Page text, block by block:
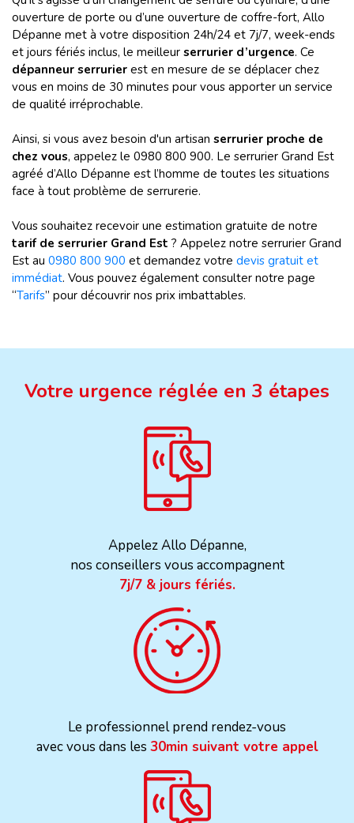
ouverture de porte ou d’une ouverture de coffre-fort, Allo
Dépanne met à votre disposition 24h/24 et 7j/7, week-ends
et jours fériés inclus, le meilleur serrurier d’urgence. Ce
dépanneur serrurier est en mesure de se déplacer chez
vous en moins de 30 minutes pour vous apporter un service
de qualité irréprochable.
Ainsi, si vous avez besoin d'un artisan serrurier proche de
chez vous, appelez le 0980 800 900. Le serrurier Grand Est
agréé d’Allo Dépanne est l’homme de toutes les situations
face à tout problème de serrurerie.
Vous souhaitez recevoir une estimation gratuite de notre
tarif de serrurier Grand Est ? Appelez notre serrurier Grand
Est au 0980 800 900 et demandez votre devis gratuit et
immédiat. Vous pouvez également consulter notre page
“Tarifs” pour découvrir nos prix imbattables.
Votre urgence réglée en 3 étapes
Appelez Allo Dépanne,
nos conseillers vous accompagnent
7j/7 & jours fériés.
Le professionnel prend rendez-vous
avec vous dans les 30min suivant votre appel